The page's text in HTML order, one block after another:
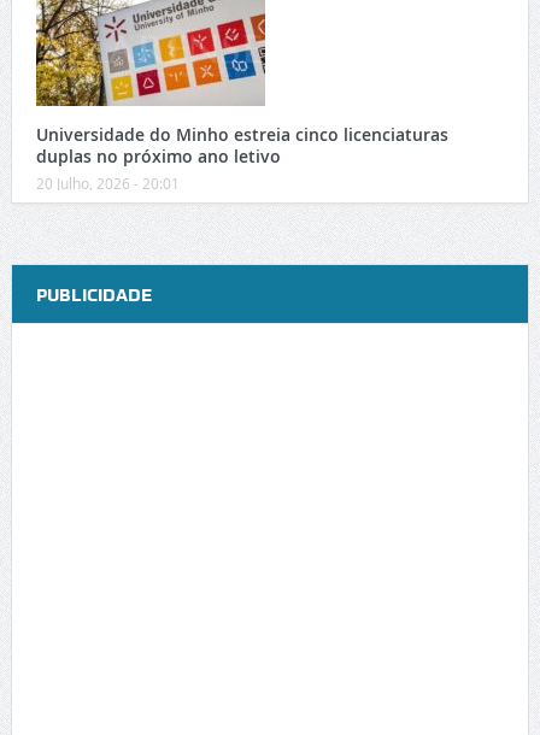
Universidade do Minho estreia cinco licenciaturas
duplas no próximo ano letivo
20 Julho, 2026 - 20:01
PUBLICIDADE